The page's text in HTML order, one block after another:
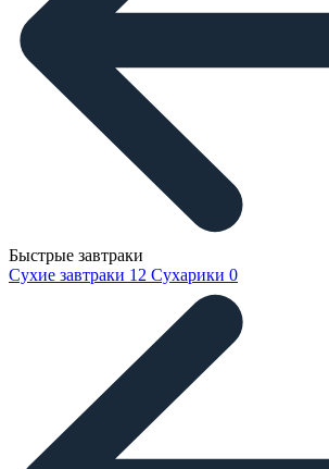
Быстрые завтраки
Сухие завтраки 12 Сухарики 0